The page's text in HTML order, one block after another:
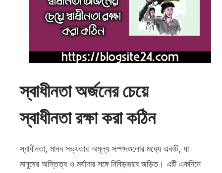
স্বাধীনতা অর্জনের চেয়ে
স্বাধীনতা রক্ষা করা কঠিন
স্বাধীনতা, মানব সভ্যতার অমূল্য সম্পদগুলোর মধ্যে একটি, যা
মানুষের অস্তিত্ব ও মর্যাদার সঙ্গে নিবিড়ভাবে জড়িত। এটি একদিনে